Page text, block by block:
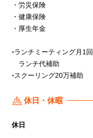
・労災保険
・健康保険
・厚生年金
◦ランチミーティング月1回
ランチ代補助
◦スクーリング20万補助
休日・休暇
休日